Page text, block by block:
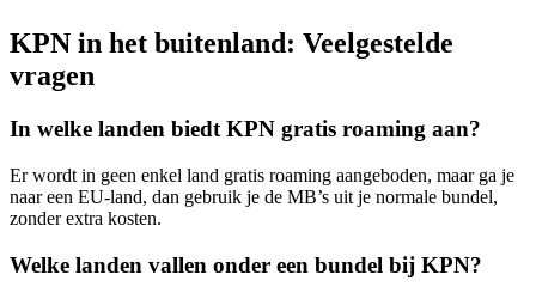
KPN in het buitenland: Veelgestelde
vragen
In welke landen biedt KPN gratis roaming aan?
Er wordt in geen enkel land gratis roaming aangeboden, maar ga je
naar een EU-land, dan gebruik je de MB’s uit je normale bundel,
zonder extra kosten.
Welke landen vallen onder een bundel bij KPN?